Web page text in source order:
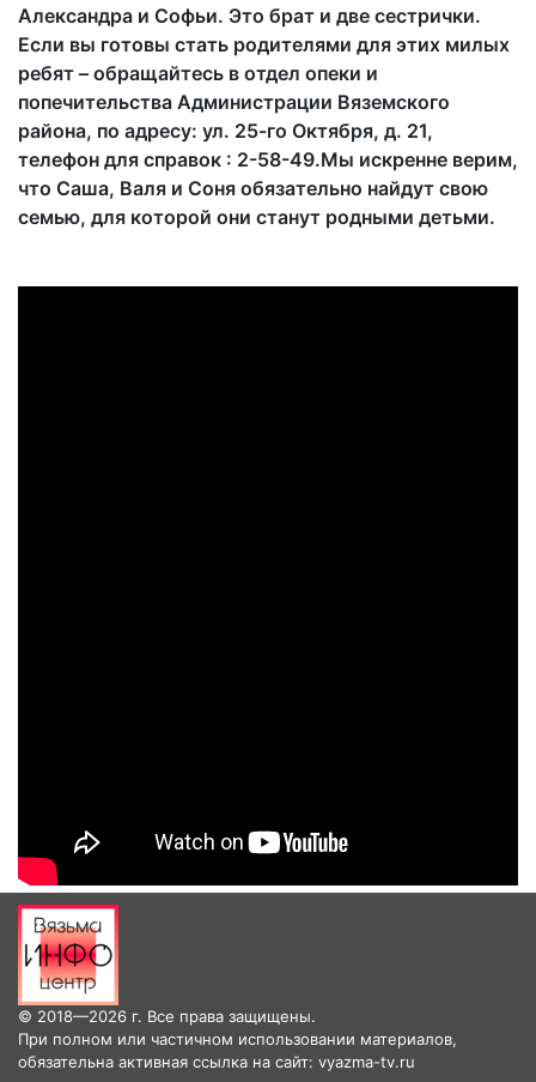
Александра и Софьи. Это брат и две сестрички.
Если вы готовы стать родителями для этих милых
ребят – обращайтесь в отдел опеки и
попечительства Администрации Вяземского
района, по адресу: ул. 25-го Октября, д. 21,
телефон для справок : 2-58-49.Мы искренне верим,
что Саша, Валя и Соня обязательно найдут свою
семью, для которой они станут родными детьми.
© 2018—2026 г. Все права защищены.
При полном или частичном использовании материалов,
обязательна активная ссылка на сайт: vyazma-tv.ru